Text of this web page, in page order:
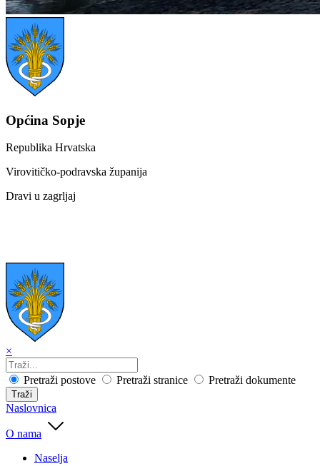
Općina Sopje
Republika Hrvatska
Virovitičko-podravska županija
Dravi u zagrljaj
×
Pretraži postove Pretraži stranice Pretraži dokumente
Traži
Naslovnica
O nama
Naselja